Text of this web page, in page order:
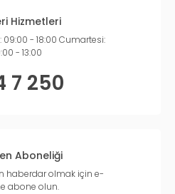
Hizmetleri
- 18:00 Cumartesi:
- 13:00
7 250
Aboneliği
haberdar olmak için e-
abone olun.